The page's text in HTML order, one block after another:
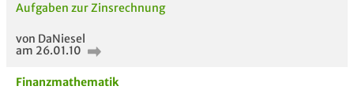
Aufgaben zur Zinsrechnung
von DaNiesel
am 26.01.10
Finanzmathematik